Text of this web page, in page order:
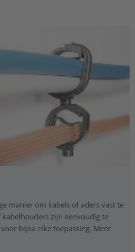
manier om kabels of aders vast te
kabelhouders zijn eenvoudig te
bijna elke toepassing. Meer